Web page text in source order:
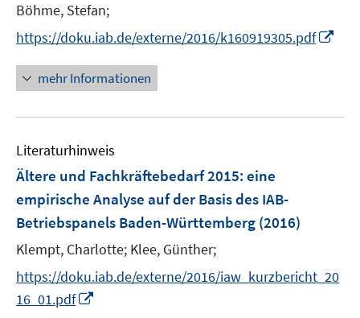
n
Böhme, Stefan;
https://doku.iab.de/externe/2016/k160919305.pdf
u
r
mehr Informationen
Literaturhinweis
Ältere und Fachkräftebedarf 2015: eine
empirische Analyse auf der Basis des IAB-
Betriebspanels Baden-Württemberg (2016)
Klempt, Charlotte; Klee, Günther;
https://doku.iab.de/externe/2016/iaw_kurzbericht_20
16_01.pdf